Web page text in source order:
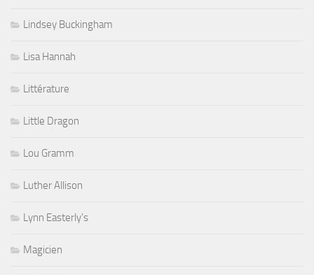
Lindsey Buckingham
Lisa Hannah
Littérature
Little Dragon
Lou Gramm
Luther Allison
Lynn Easterly's
Magicien